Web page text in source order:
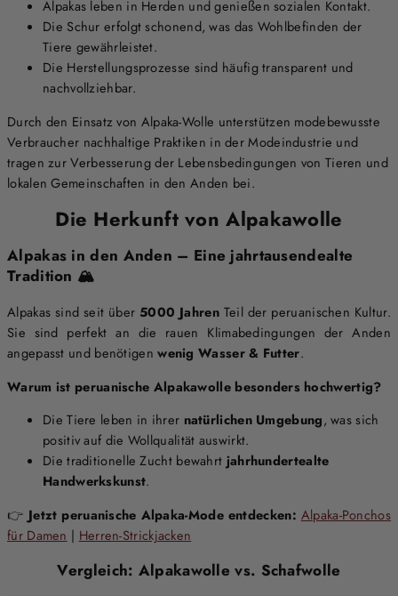
Alpakas leben in Herden und genießen sozialen Kontakt.
Die Schur erfolgt schonend, was das Wohlbefinden der
Tiere gewährleistet.
Die Herstellungsprozesse sind häufig transparent und
nachvollziehbar.
Durch den Einsatz von Alpaka-Wolle unterstützen modebewusste
Verbraucher nachhaltige Praktiken in der Modeindustrie und
tragen zur Verbesserung der Lebensbedingungen von Tieren und
lokalen Gemeinschaften in den Anden bei.
Die Herkunft von Alpakawolle
Alpakas in den Anden – Eine jahrtausendealte
Tradition 🏔️
Alpakas sind seit über 5000 JahrenTeil der peruanischen Kultur.
Sie sind perfekt an die rauen Klimabedingungen der Anden
angepasst und benötigenwenig Wasser & Futter.
Warum ist peruanische Alpakawolle besonders hochwertig?
Die Tiere leben in ihrer natürlichen Umgebung, was sich
positiv auf die Wollqualität auswirkt.
Die traditionelle Zucht bewahrt jahrhundertealte
Handwerkskunst.
👉 Jetzt peruanische Alpaka-Mode entdecken: Alpaka-Ponchos
für Damen | Herren-Strickjacken
Vergleich: Alpakawolle vs. Schafwolle